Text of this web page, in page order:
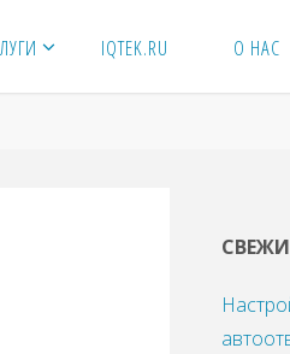
IQTEK.RU О НАС